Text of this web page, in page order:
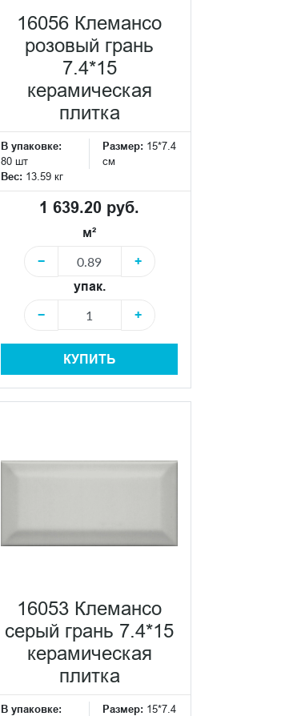
16056 Клемансо
розовый грань
7.4*15
керамическая
плитка
В упаковке:
80 шт
Размер: 15*7.4
см
Вес: 13.59 кг
1 639.20 руб.
м²
−
+
упак.
−
+
КУПИТЬ
16053 Клемансо
серый грань 7.4*15
керамическая
плитка
В упаковке:
Размер: 15*7.4